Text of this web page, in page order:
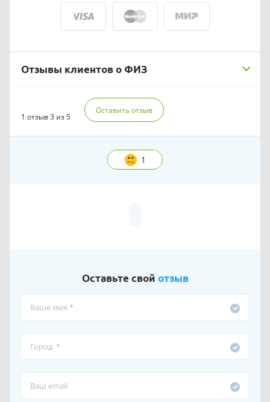
Отзывы клиентов о ФИЗ
1 отзыв3 из 5
Оставить отзыв
1
Оставьте свой отзыв